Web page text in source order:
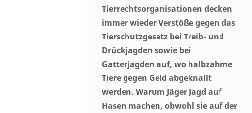
Tierrechtsorganisationen decken
immer wieder Verstöße gegen das
Tierschutzgesetz bei Treib- und
Drückjagden sowie bei
Gatterjagden auf, wo halbzahme
Tiere gegen Geld abgeknallt
werden. Warum Jäger Jagd auf
Hasen machen, obwohl sie auf der